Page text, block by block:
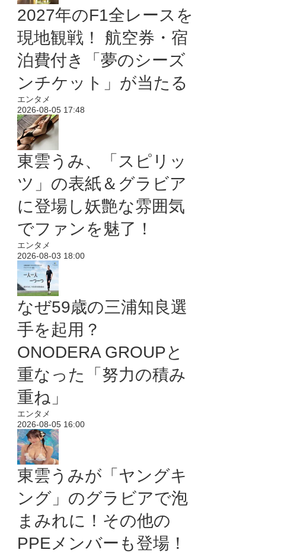
2027年のF1全レースを
現地観戦！ 航空券・宿
泊費付き「夢のシーズ
ンチケット」が当たる
エンタメ
2026-08-05 17:48
東雲うみ、「スピリッ
ツ」の表紙＆グラビア
に登場し妖艶な雰囲気
でファンを魅了！
エンタメ
2026-08-03 18:00
なぜ59歳の三浦知良選
手を起用？
ONODERA GROUPと
重なった「努力の積み
重ね」
エンタメ
2026-08-05 16:00
東雲うみが「ヤングキ
ング」のグラビアで泡
まみれに！その他の
PPEメンバーも登場！